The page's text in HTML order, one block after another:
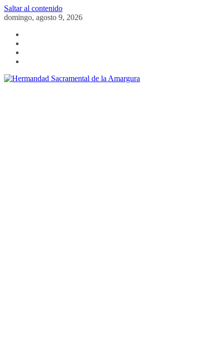
Saltar al contenido
domingo, agosto 9, 2026